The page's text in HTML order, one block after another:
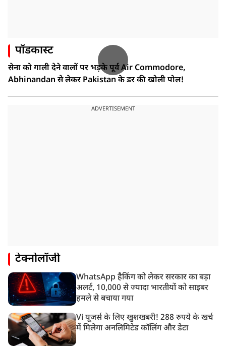
पॉडकास्ट
सेना को गाली देने वालों पर भड़के पूर्व Air Commodore,
Abhinandan से लेकर Pakistan के डर की खोली पोल!
ADVERTISEMENT
टेक्नोलॉजी
WhatsApp हैकिंग को लेकर सरकार का बड़ा
अलर्ट, 10,000 से ज्यादा भारतीयों को साइबर
हमले से बचाया गया
Vi यूजर्स के लिए खुशखबरी! 288 रुपये के खर्च
में मिलेगा अनलिमिटेड कॉलिंग और डेटा